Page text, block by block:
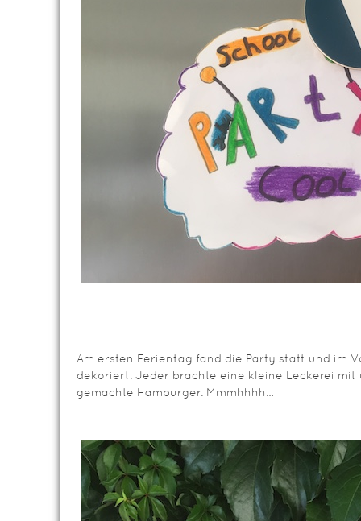
Am ersten Ferientag fand die Party statt und im
dekoriert. Jeder brachte eine kleine Leckerei mit
gemachte Hamburger. Mmmhhhh…